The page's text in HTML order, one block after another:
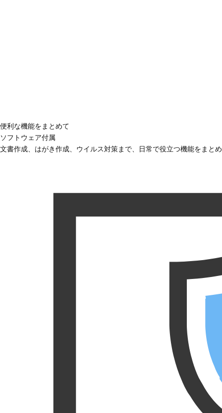
便利な機能をまとめて
ソフトウェア付属
文書作成、はがき作成、ウイルス対策まで、日常で役立つ機能をまと